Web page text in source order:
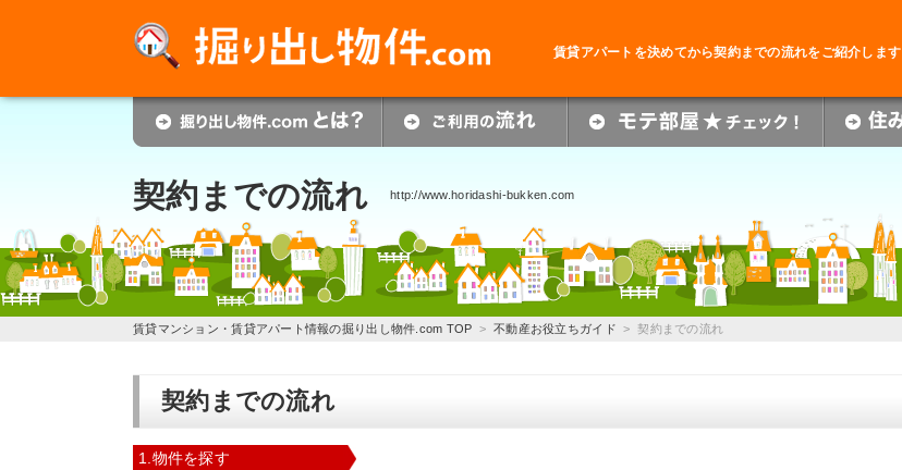
賃貸アパートを決めてから契約までの流れをご紹介します
契約までの流れ http://www.horidashi-bukken.com
賃貸マンション・賃貸アパート情報の掘り出し物件.com TOP >不動産お役立ちガイド > 契約までの流れ
契約までの流れ
1.物件を探す